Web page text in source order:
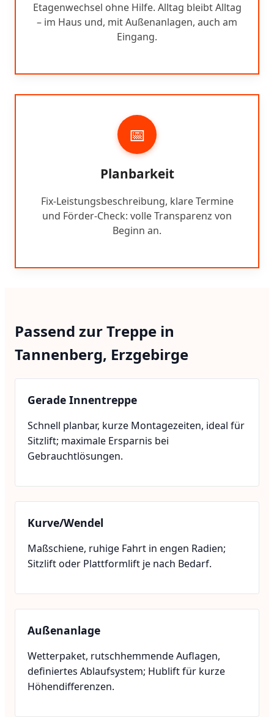
Etagenwechsel ohne Hilfe. Alltag bleibt Alltag
– im Haus und, mit Außenanlagen, auch am
Eingang.
📅
Planbarkeit
Fix-Leistungsbeschreibung, klare Termine
und Förder-Check: volle Transparenz von
Beginn an.
Passend zur Treppe in
Tannenberg, Erzgebirge
Gerade Innentreppe
Schnell planbar, kurze Montagezeiten, ideal für
Sitzlift; maximale Ersparnis bei
Gebrauchtlösungen.
Kurve/Wendel
Maßschiene, ruhige Fahrt in engen Radien;
Sitzlift oder Plattformlift je nach Bedarf.
Außenanlage
Wetterpaket, rutschhemmende Auflagen,
definiertes Ablaufsystem; Hublift für kurze
Höhendifferenzen.